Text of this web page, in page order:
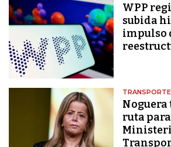
WPP
subida
impulso
TRANSPORTE
Noguera
ruta